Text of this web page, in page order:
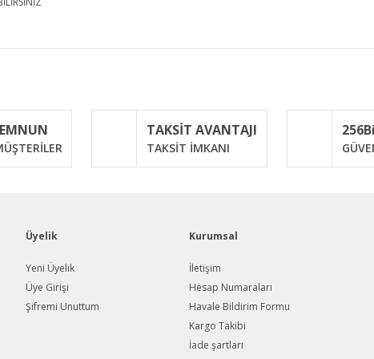
Yorum Yaz
Gönder
TAKSİT AVANTAJI
TAKSİT İMKANI
Üyelik
Yeni Üyelik
Üye Girişi
Şifremi Unuttum
Kurumsal
İletişim
Hesap Numaraları
Havale Bildirim Formu
Kargo Takibi
İade şartları